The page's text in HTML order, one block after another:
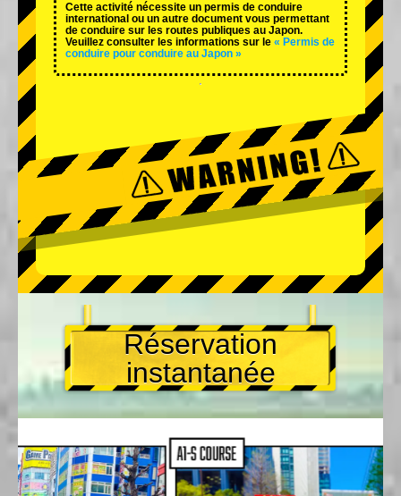
Cette activité nécessite un permis de conduire
international ou un autre document vous permettant
de conduire sur les routes publiques au Japon.
Veuillez consulter les informations sur le « Permis de
conduire pour conduire au Japon »
Réservation
instantanée